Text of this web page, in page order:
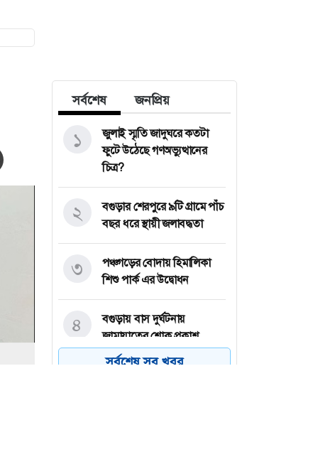
সর্বশেষ জনপ্রিয়
জুলাই স্মৃতি জাদুঘরে কতটা
ফুটে উঠেছে গণঅভ্যুত্থানের
চিত্র?
১
বগুড়ার শেরপুরে ৯টি গ্রামে পাঁচ
বছর ধরে স্থায়ী জলাবদ্ধতা
২
পঞ্চগড়ের বোদায় হিমালিকা
শিশু পার্ক এর উদ্বোধন
৩
বগুড়ায় বাস দুর্ঘটনায়
জামায়াতের শোক প্রকাশ
৪
সর্বশেষ সব খবর